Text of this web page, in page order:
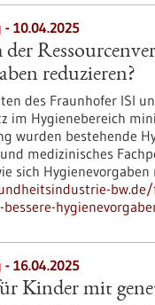
10.04.2025
der
reduzieren?
des Fraunhofer ISI
im Hygienebereich
wurden bestehende
medizinisches
sich
16.04.2025
Kinder mit